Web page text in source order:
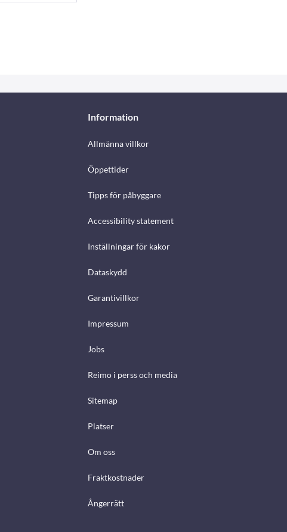
Information
Allmänna villkor
Öppettider
Tipps för påbyggare
Accessibility statement
Inställningar för kakor
Dataskydd
Garantivillkor
Impressum
Jobs
Reimo i perss och media
Sitemap
Platser
Om oss
Fraktkostnader
Ångerrätt